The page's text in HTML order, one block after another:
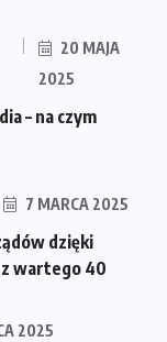
20 MAJA
2025
– na czym
7 MARCA 2025
dzięki
z wartego 40
2025